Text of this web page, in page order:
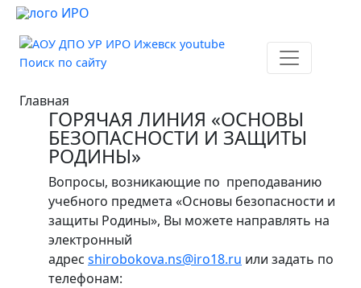
Поиск по сайту
Главная
ГОРЯЧАЯ ЛИНИЯ «ОСНОВЫ
БЕЗОПАСНОСТИ И ЗАЩИТЫ
РОДИНЫ»
Вопросы, возникающие по преподаванию
учебного предмета «Основы безопасности и
защиты Родины», Вы можете направлять на
электронный
адрес shirobokova.ns@iro18.ru или задать по
телефонам: